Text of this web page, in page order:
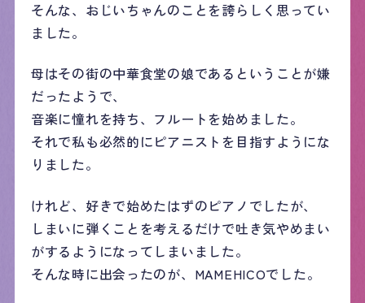
そんな、おじいちゃんのことを誇らしく思ってい
ました。
母はその街の中華食堂の娘であるということが嫌
だったようで、
音楽に憧れを持ち、フルートを始めました。
それで私も必然的にピアニストを目指すようにな
りました。
けれど、好きで始めたはずのピアノでしたが、
しまいに弾くことを考えるだけで吐き気やめまい
がするようになってしまいました。
そんな時に出会ったのが、MAMEHICOでした。